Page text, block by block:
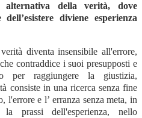
alternativa della verità, dove
diviene esperienza
diventa insensibile all'errore,
contraddice i suoi presupposti e
per raggiungere la giustizia,
consiste in una ricerca senza fine
l'errore e l’ erranza senza meta, in
la prassi dell'esperienza, nello